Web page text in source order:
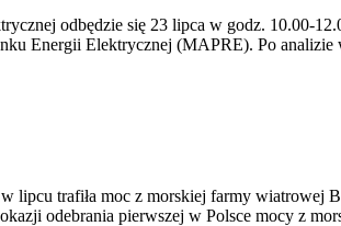
odbędzie się 23 lipca w godz. 10.00-
Energii Elektrycznej (MAPRE). Po analizie
lipcu trafiła moc z morskiej farmy wiatrowej
odebrania pierwszej w Polsce mocy z